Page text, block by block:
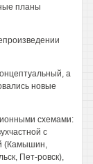
планы
а
новые
схемами:
с
(Камышин,
Пет-ровск),